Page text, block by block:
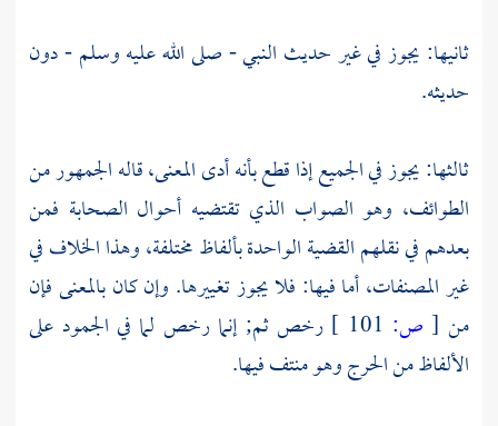
ثانيها: يجوز في غير حديث النبي - صلى الله عليه وسلم - دون
حديثه.
ثالثها: يجوز في الجميع إذا قطع بأنه أدى المعنى، قاله الجمهور من
الطوائف، وهو الصواب الذي تقتضيه أحوال الصحابة فمن
بعدهم في نقلهم القضية الواحدة بألفاظ مختلفة، وهذا الخلاف في
غير المصنفات، أما فيها: فلا يجوز تغييرها. وإن كان بالمعنى فإن
من [ ص:
رخص ثم; إنما رخص لما في الجمود على
الألفاظ من الحرج وهو منتف فيها.